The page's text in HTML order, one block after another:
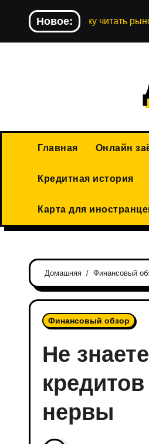
содержимому
Новое:
Как новичку читать
Главная Онлайн
Кредитная история
Карта для
Домашняя Финансовый
Финансовый обзор
Не
нервы